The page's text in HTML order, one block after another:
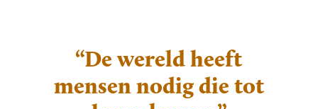
“De wereld heeft
mensen nodig die tot